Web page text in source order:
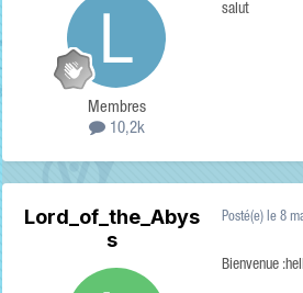
Membres
10,2k
salut
Lord_of_the_Abys
s
Posté(e) le 8
Bienvenue